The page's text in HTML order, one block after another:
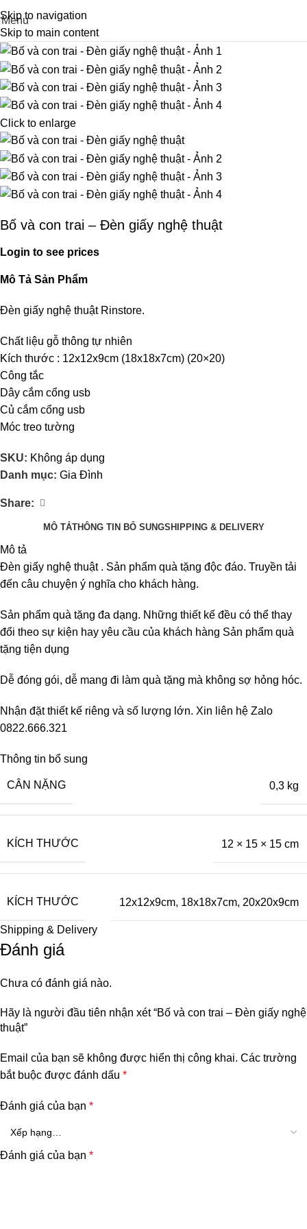
Skip to navigation
Skip to main content
Menu
Click to enlarge
Bố và con trai – Đèn giấy nghệ thuật
Login to see prices
Mô Tả Sản Phẩm
Đèn giấy nghệ thuật Rinstore.
Chất liệu gỗ thông tự nhiên
Kích thước : 12x12x9cm (18x18x7cm) (20×20)
Công tắc
Dây cắm cổng usb
Củ cắm cổng usb
Móc treo tường
SKU: Không áp dụng
Danh mục: Gia Đình
Share:
MÔ TẢTHÔNG TIN BỔ SUNGSHIPPING & DELIVERY
Mô tả
Đèn giấy nghệ thuật . Sản phẩm quà tặng độc đáo. Truyền tải
đến câu chuyện ý nghĩa cho khách hàng.
Sản phẩm quà tặng đa dạng. Những thiết kế đều có thể thay
đổi theo sự kiện hay yêu cầu của khách hàng Sản phẩm quà
tặng tiện dụng
Dễ đóng gói, dễ mang đi làm quà tặng mà không sợ hỏng hóc.
Nhận đặt thiết kế riêng và số lượng lớn. Xin liên hệ Zalo
0822.666.321
Thông tin bổ sung
CÂN NẶNG 0,3 kg
KÍCH THƯỚC 12 × 15 × 15 cm
KÍCH THƯỚC 12x12x9cm, 18x18x7cm, 20x20x9cm
Shipping & Delivery
Đánh giá
Chưa có đánh giá nào.
Hãy là người đầu tiên nhận xét “Bố và con trai – Đèn giấy nghệ
thuật”
Email của bạn sẽ không được hiển thị công khai. Các trường
bắt buộc được đánh dấu *
Đánh giá của bạn *
Đánh giá của bạn *